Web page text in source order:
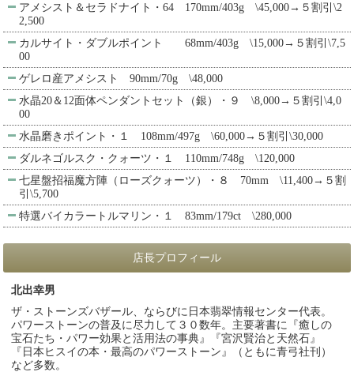
アメシスト＆セラドナイト・64 170mm/403g \45,000→５割引\2
2,500
カルサイト・ダブルポイント 68mm/403g \15,000→５割引\7,5
00
ゲレロ産アメシスト 90mm/70g \48,000
水晶20＆12面体ペンダントセット（銀）・９ \8,000→５割引\4,0
00
水晶磨きポイント・１ 108mm/497g \60,000→５割引\30,000
ダルネゴルスク・クォーツ・１ 110mm/748g \120,000
七星盤招福魔方陣（ローズクォーツ）・８ 70mm \11,400→５割
引\5,700
特選バイカラートルマリン・１ 83mm/179ct \280,000
店長プロフィール
北出幸男
ザ・ストーンズバザール、ならびに日本翡翠情報センター代表。
パワーストーンの普及に尽力して３０数年。主要著書に『癒しの
宝石たち・パワー効果と活用法の事典』『宮沢賢治と天然石』
『日本ヒスイの本・最高のパワーストーン』（ともに青弓社刊）
など多数。